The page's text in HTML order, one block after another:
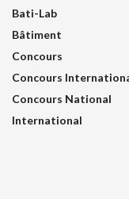
Bati-Lab
Bâtiment
Concours
Concours
Concours National
International